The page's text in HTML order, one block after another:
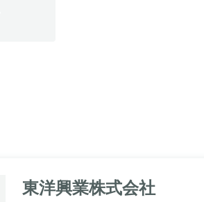
東洋興業株式会社